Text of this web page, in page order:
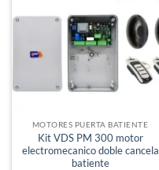
opciones
se
pueden
elegir
la
página
de
MOTORES PUERTA BATIENTE
Kit VDS PM 300 motor
electromecanico doble cancela
batiente